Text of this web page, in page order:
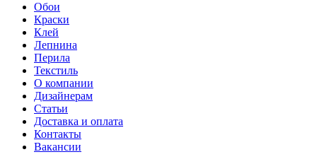
Обои
Краски
Клей
Лепнина
Перила
Текстиль
О компании
Дизайнерам
Статьи
Доставка и оплата
Контакты
Вакансии